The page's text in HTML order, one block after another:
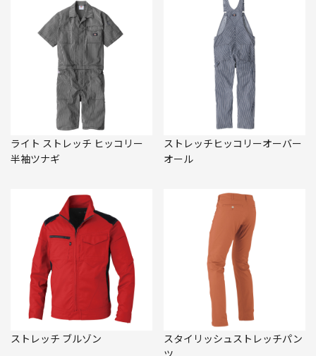
ライト ストレッチ ヒッコリー
半袖ツナギ
ストレッチヒッコリーオーバー
オール
ストレッチ ブルゾン
スタイリッシュストレッチパン